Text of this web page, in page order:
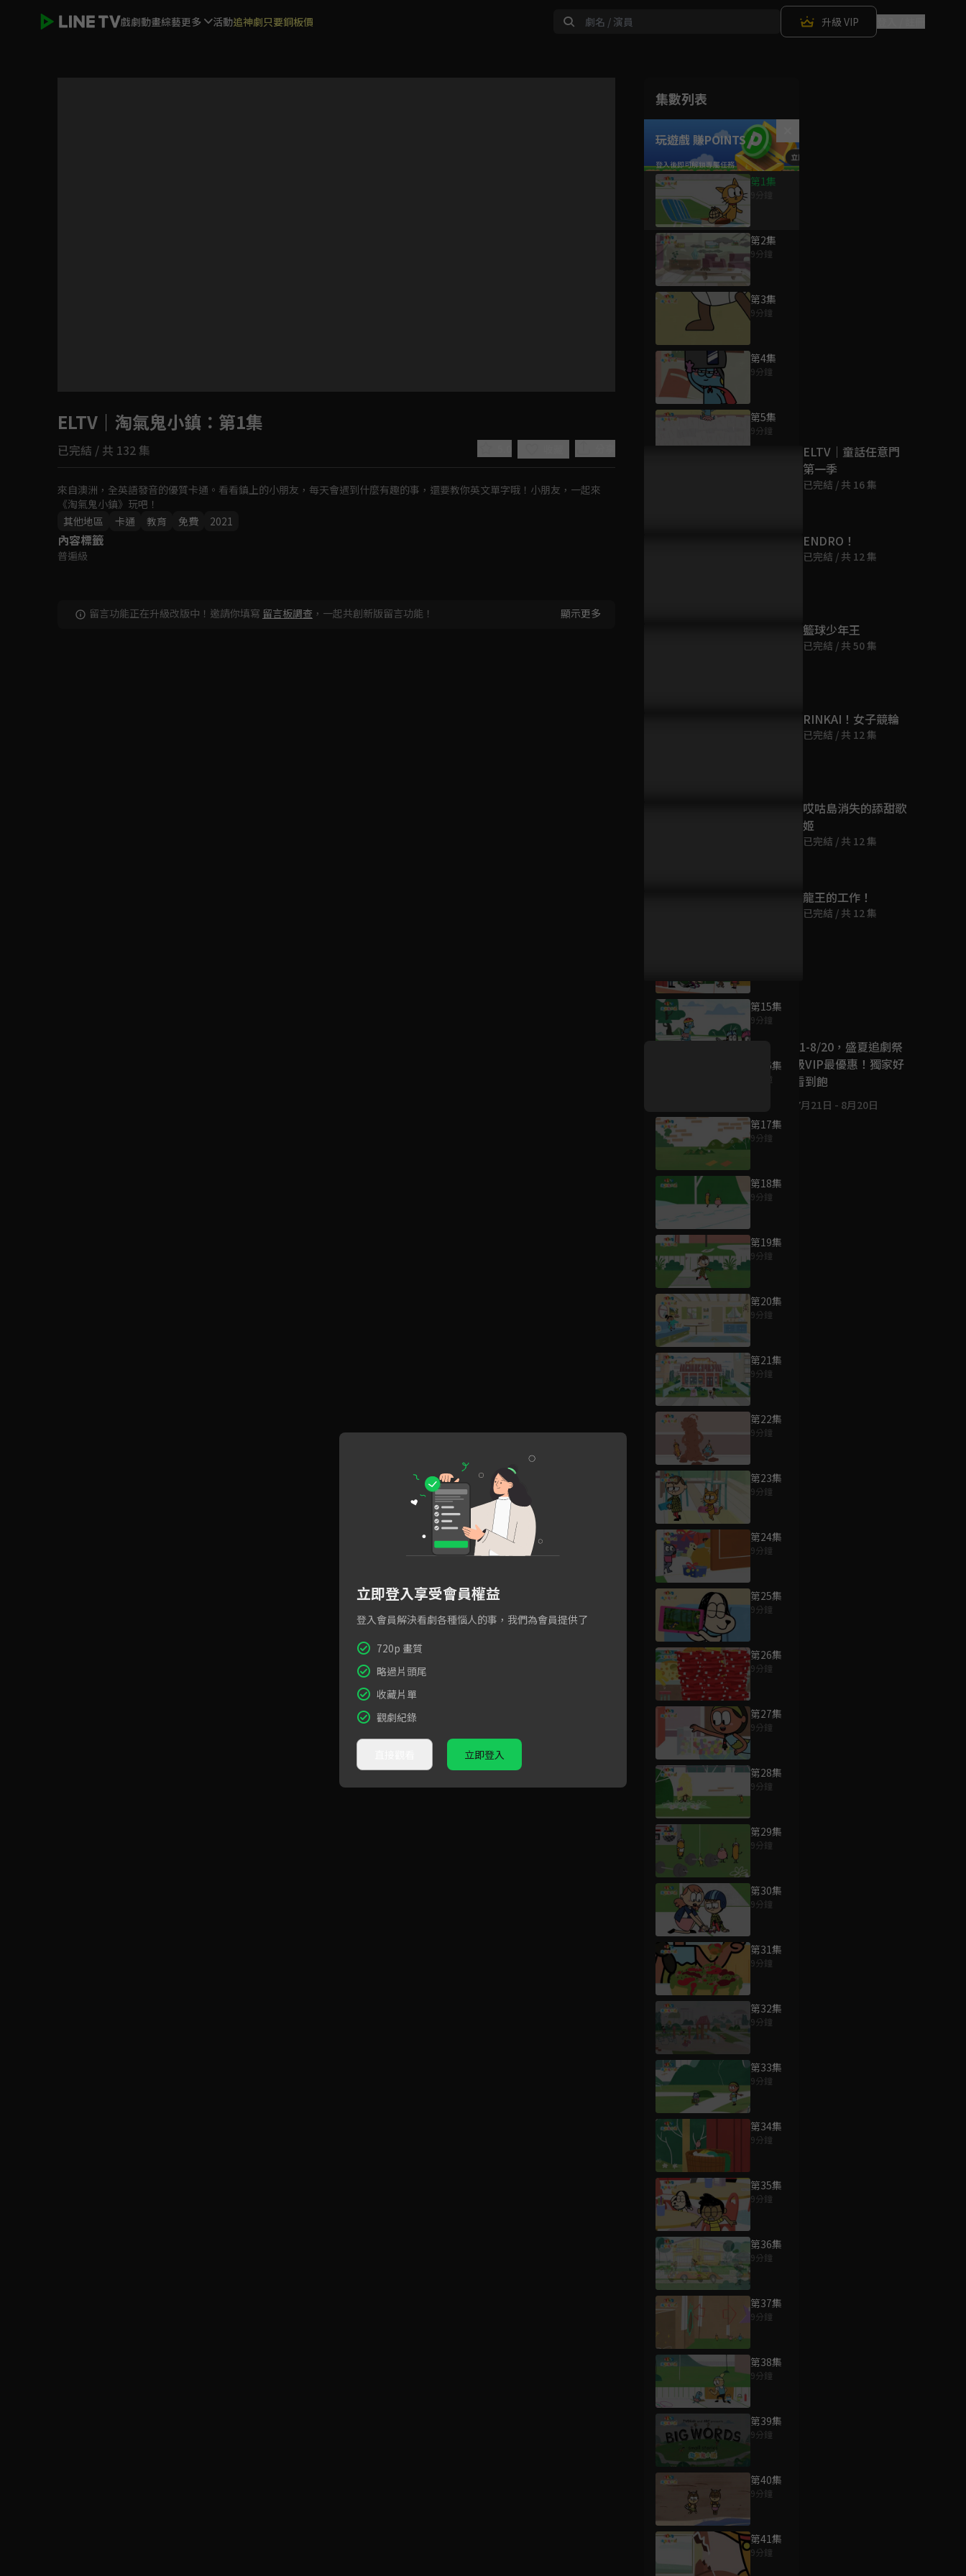
戲劇動畫綜藝更多 活動追神劇只要銅板價 升級 VIP
Video
如有不便請見諒
回首頁
集數列表
玩遊戲 賺POINTS！
第1集
第2集
9分鐘
第3集
9分鐘
第4集
9分鐘
第5集
9分鐘
第15集
9分鐘
第16集
9分鐘
第17集
9分鐘
第18集
9分鐘
第19集
9分鐘
第20集
9分鐘
第21集
9分鐘
第22集
9分鐘
第23集
9分鐘
第24集
9分鐘
第25集
9分鐘
第26集
9分鐘
第27集
9分鐘
第28集
9分鐘
第29集
9分鐘
第30集
9分鐘
第31集
9分鐘
第32集
9分鐘
第33集
9分鐘
第34集
9分鐘
第35集
9分鐘
第36集
9分鐘
第37集
9分鐘
第38集
9分鐘
第39集
9分鐘
第40集
9分鐘
第41集
9分鐘
ELTV｜淘氣鬼小鎮 ：第1集
已完結 / 共 132 集
來自澳洲，全英語發音的優質卡通。看看鎮上的小朋友，每天會遇到什麼有趣的事，還要教你英文單字哦！小朋友，一起來
《淘氣鬼小鎮》玩吧！
其他地區
卡通 教育 免費 2021
內容標籤
普遍級
留言功能正在升級改版中！邀請你填寫 留言板調查 ，一起共創新版留言功能！ 顯示更多
為您推薦
ELTV｜童話任意門
第一季
已完結 / 共 16 集
ENDRO！
已完結 / 共 12 集
籃球少年王
已完結 / 共 50 集
RINKAI！女子競輪
已完結 / 共 12 集
哎咕島消失的舔甜歌
姬
已完結 / 共 12 集
龍王的工作！
已完結 / 共 12 集
好康資訊
7/21-8/20，盛夏追劇祭
升級VIP最優惠！獨家好
戲看到飽
7月21日 - 8月20日
立即登入享受會員權益
登入會員解決看劇各種惱人的事，我們為會員提供了
720p 畫質
略過片頭尾
收藏片單
觀劇紀錄
立即登入